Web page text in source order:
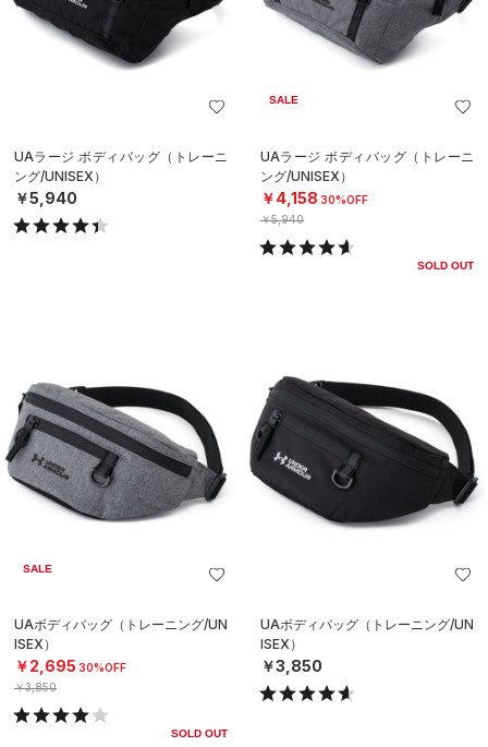
UAラージ ボディバッグ（トレーニ
ング/UNISEX）
￥5,940
SALE
UAラージ ボディバッグ（トレーニ
ング/UNISEX）
￥4,158 30%OFF
￥5,940
SOLD OUT
SALE
UAボディバッグ（トレーニング/UN
ISEX）
￥2,695 30%OFF
￥3,850
SOLD OUT
UAボディバッグ（トレーニング/UN
ISEX）
￥3,850